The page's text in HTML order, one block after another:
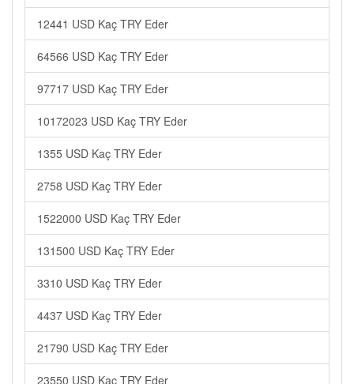
12441 USD Kaç TRY Eder
64566 USD Kaç TRY Eder
97717 USD Kaç TRY Eder
10172023 USD Kaç TRY Eder
1355 USD Kaç TRY Eder
2758 USD Kaç TRY Eder
1522000 USD Kaç TRY Eder
131500 USD Kaç TRY Eder
3310 USD Kaç TRY Eder
4437 USD Kaç TRY Eder
21790 USD Kaç TRY Eder
23550 USD Kaç TRY Eder